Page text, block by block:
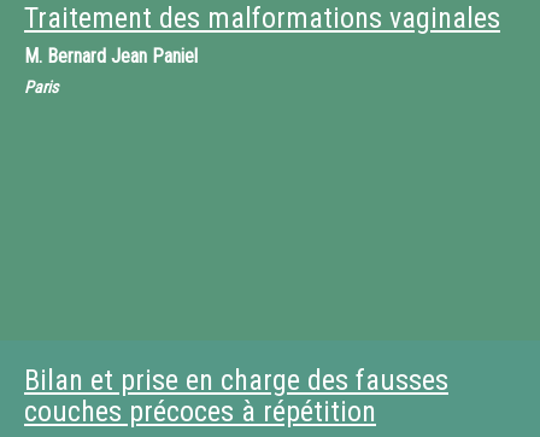
Traitement des malformations vaginales
M. Bernard Jean Paniel
Paris
Bilan et prise en charge des fausses
couches précoces à répétition